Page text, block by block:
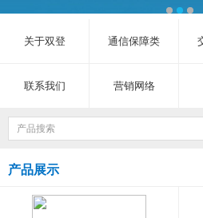
关于双登 通信保障类
联系我们 营销网络
产品展示